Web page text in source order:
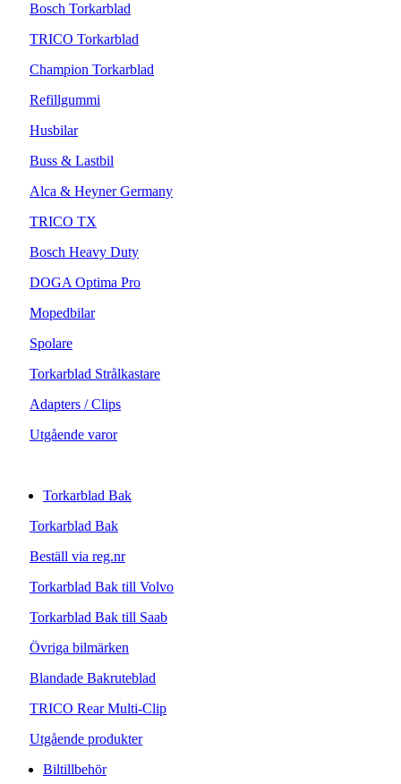
Bosch Torkarblad
TRICO Torkarblad
Champion Torkarblad
Refillgummi
Husbilar
Buss & Lastbil
Alca & Heyner Germany
TRICO TX
Bosch Heavy Duty
DOGA Optima Pro
Mopedbilar
Spolare
Torkarblad Strålkastare
Adapters / Clips
Utgående varor
Torkarblad Bak
Torkarblad Bak
Beställ via reg.nr
Torkarblad Bak till Volvo
Torkarblad Bak till Saab
Övriga bilmärken
Blandade Bakruteblad
TRICO Rear Multi-Clip
Utgående produkter
Biltillbehör